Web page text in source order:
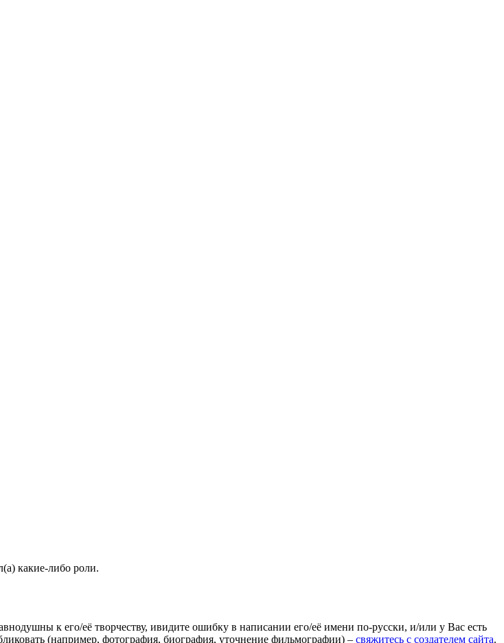
какие-либо роли.
к его/её творчеству, ивидите ошибку в написании его/её имени по-русски, и/или у Вас есть
(например, фотография, биография, уточнение фильмографии) – свяжитесь с создателем сайта.